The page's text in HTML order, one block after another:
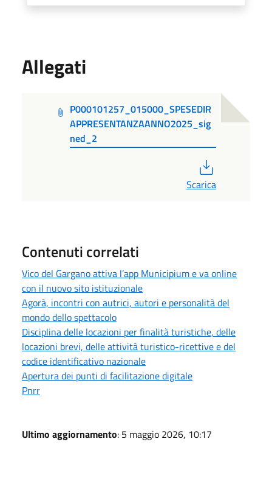
Allegati
P000101257_015000_SPESEDIR
APPRESENTANZAANNO2025_sig
ned_2
Scarica
Contenuti correlati
Vico del Gargano attiva l’app Municipium e va online
con il nuovo sito istituzionale
Agorà, incontri con autrici, autori e personalità del
mondo dello spettacolo
Disciplina delle locazioni per finalità turistiche, delle
locazioni brevi, delle attività turistico-ricettive e del
codice identificativo nazionale
Apertura dei punti di facilitazione digitale
Pnrr
Ultimo aggiornamento: 5 maggio 2026, 10:17